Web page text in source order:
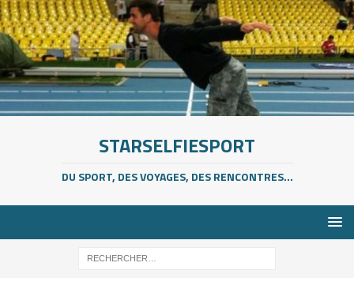
STARSELFIESPORT
DU SPORT, DES VOYAGES, DES RENCONTRES...